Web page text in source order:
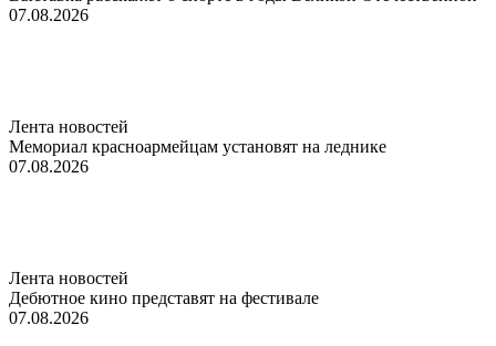
07.08.2026
Лента новостей
Мемориал красноармейцам установят на леднике
07.08.2026
Лента новостей
Дебютное кино представят на фестивале
07.08.2026